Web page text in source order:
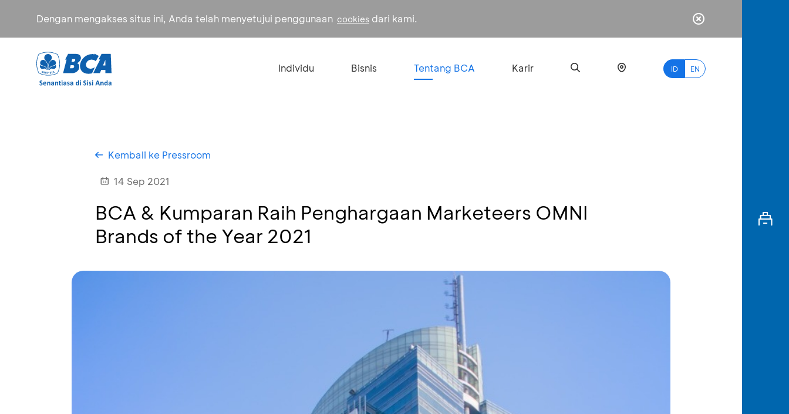
Dengan mengakses situs ini, Anda telah menyetujui penggunaan cookies dari kami.
Individu Bisnis Tentang BCA Karir ID EN
myBCA
Kembali ke Pressroom
14 Sep 2021
BCA & Kumparan Raih Penghargaan Marketeers OMNI
Brands of the Year 2021